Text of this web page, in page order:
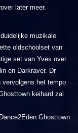
later meer.
muzikale
oldschoolset van
set van Yves over
en Darkraver. Dr
vervolgens het tempo
keihard zal
Ghosttown